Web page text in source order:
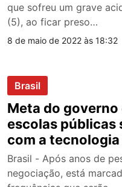
que sofreu um grave
(5), ao ficar preso…
8 de maio de 2022 às 18:32
Brasil
Meta do governo
escolas públicas
com a tecnologia
Brasil - Após anos de
negociação, está